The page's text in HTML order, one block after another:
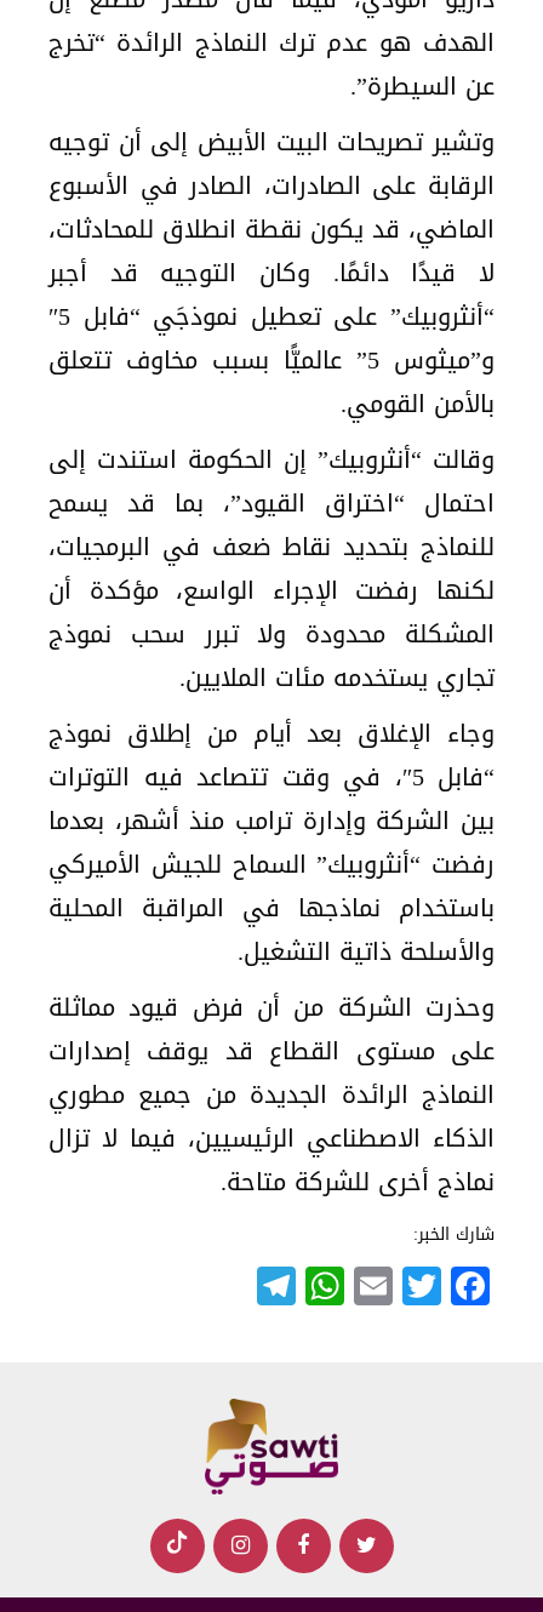
الهدف هو عدم ترك النماذج الرائدة “تخرج
عن السيطرة”.
وتشير تصريحات البيت الأبيض إلى أن توجيه
الرقابة على الصادرات، الصادر في الأسبوع
الماضي، قد يكون نقطة انطلاق للمحادثات،
لا قيدًا دائمًا. وكان التوجيه قد أجبر
“أنثروبيك” على تعطيل نموذجَي “فابل 5″
و”ميثوس 5” عالميًّا بسبب مخاوف تتعلق
بالأمن القومي.
وقالت “أنثروبيك” إن الحكومة استندت إلى
احتمال “اختراق القيود”، بما قد يسمح
للنماذج بتحديد نقاط ضعف في البرمجيات،
لكنها رفضت الإجراء الواسع، مؤكدة أن
المشكلة محدودة ولا تبرر سحب نموذج
تجاري يستخدمه مئات الملايين.
وجاء الإغلاق بعد أيام من إطلاق نموذج
“فابل 5″، في وقت تتصاعد فيه التوترات
بين الشركة وإدارة ترامب منذ أشهر، بعدما
رفضت “أنثروبيك” السماح للجيش الأميركي
باستخدام نماذجها في المراقبة المحلية
والأسلحة ذاتية التشغيل.
وحذرت الشركة من أن فرض قيود مماثلة
على مستوى القطاع قد يوقف إصدارات
النماذج الرائدة الجديدة من جميع مطوري
الذكاء الاصطناعي الرئيسيين، فيما لا تزال
نماذج أخرى للشركة متاحة.
شارك الخبر:
Facebook
Twitter
Email
WhatsApp